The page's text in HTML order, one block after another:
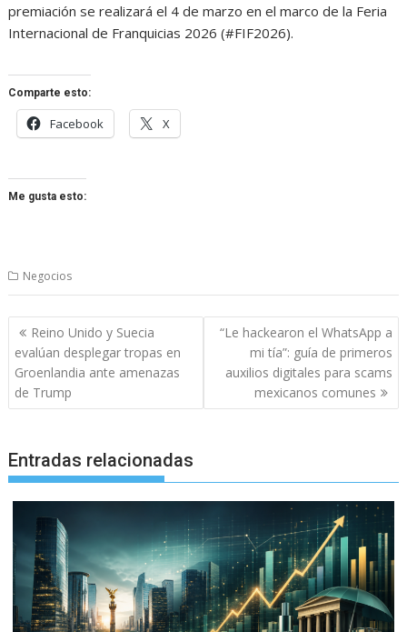
premiación se realizará el 4 de marzo en el marco de la Feria
Internacional de Franquicias 2026 (#FIF2026).
Comparte esto:
Facebook X
Me gusta esto:
Negocios
Navegación
de
entradas
Reino Unido y Suecia
evalúan desplegar tropas en
Groenlandia ante amenazas
de Trump
“Le hackearon el WhatsApp a
mi tía”: guía de primeros
auxilios digitales para scams
mexicanos comunes
Entradas relacionadas